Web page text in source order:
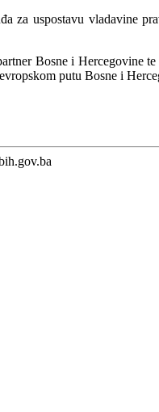
za uspostavu vladavine
Bosne i Hercegovine
putu Bosne i